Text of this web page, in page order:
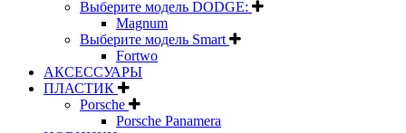
Выберите модель DODGE:
Magnum
Выберите модель Smart
Fortwo
АКСЕССУАРЫ
ПЛАСТИК
Porsche
Porsche Panamera